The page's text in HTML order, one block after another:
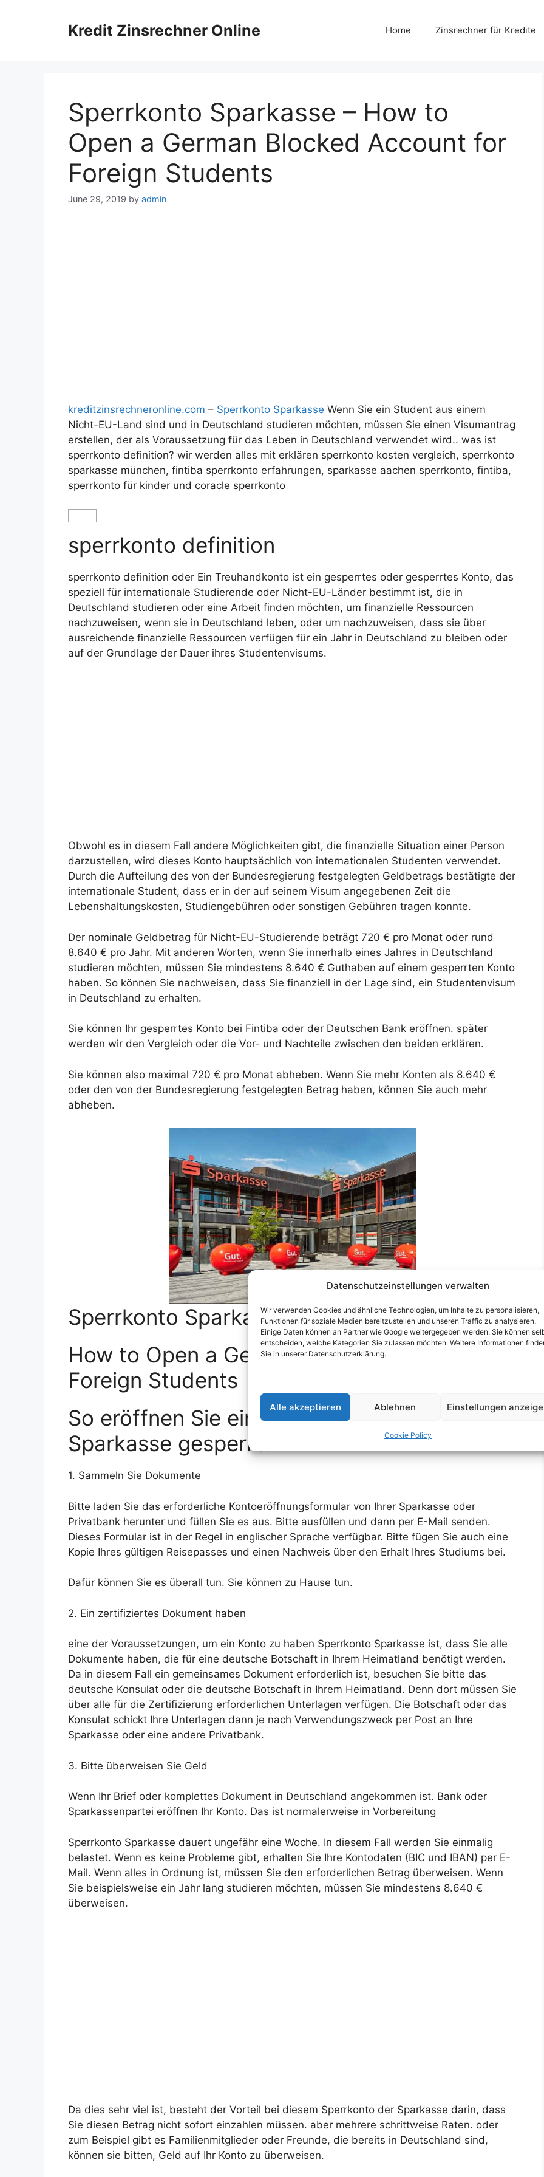
Datenschutzeinstellungen verwalten
Wir verwenden Cookies und ähnliche Technologien, um Inhalte zu personalisieren,
Funktionen für soziale Medien bereitzustellen und unseren Traffic zu analysieren.
Einige Daten können an Partner wie Google weitergegeben werden. Sie können
entscheiden, welche Kategorien Sie zulassen möchten. Weitere Informationen
Sie in unserer Datenschutzerklärung.
Alle akzeptieren Ablehnen Einstellungen
Cookie Policy
Kredit Zinsrechner Online Home Zinsrechner für Kredite
Sperrkonto Sparkasse – How to
Open a German Blocked Account for
Foreign Students
June 29, 2019 by admin
kreditzinsrechneronline.com – Sperrkonto Sparkasse Wenn Sie ein Student aus einem
Nicht-EU-Land sind und in Deutschland studieren möchten, müssen Sie einen Visumantrag
erstellen, der als Voraussetzung für das Leben in Deutschland verwendet wird.. was ist
sperrkonto definition? wir werden alles mit erklären sperrkonto kosten vergleich, sperrkonto
sparkasse münchen, fintiba sperrkonto erfahrungen, sparkasse aachen sperrkonto, fintiba,
sperrkonto für kinder und coracle sperrkonto
sperrkonto definition
sperrkonto definition oder Ein Treuhandkonto ist ein gesperrtes oder gesperrtes Konto, das
speziell für internationale Studierende oder Nicht-EU-Länder bestimmt ist, die in
Deutschland studieren oder eine Arbeit finden möchten, um finanzielle Ressourcen
nachzuweisen, wenn sie in Deutschland leben, oder um nachzuweisen, dass sie über
ausreichende finanzielle Ressourcen verfügen für ein Jahr in Deutschland zu bleiben oder
auf der Grundlage der Dauer ihres Studentenvisums.
Obwohl es in diesem Fall andere Möglichkeiten gibt, die finanzielle Situation einer Person
darzustellen, wird dieses Konto hauptsächlich von internationalen Studenten verwendet.
Durch die Aufteilung des von der Bundesregierung festgelegten Geldbetrags bestätigte der
internationale Student, dass er in der auf seinem Visum angegebenen Zeit die
Lebenshaltungskosten, Studiengebühren oder sonstigen Gebühren tragen konnte.
Der nominale Geldbetrag für Nicht-EU-Studierende beträgt 720 € pro Monat oder rund
8.640 € pro Jahr. Mit anderen Worten, wenn Sie innerhalb eines Jahres in Deutschland
studieren möchten, müssen Sie mindestens 8.640 € Guthaben auf einem gesperrten Konto
haben. So können Sie nachweisen, dass Sie finanziell in der Lage sind, ein Studentenvisum
in Deutschland zu erhalten.
Sie können Ihr gesperrtes Konto bei Fintiba oder der Deutschen Bank eröffnen. später
werden wir den Vergleich oder die Vor- und Nachteile zwischen den beiden erklären.
Sie können also maximal 720 € pro Monat abheben. Wenn Sie mehr Konten als 8.640 €
oder den von der Bundesregierung festgelegten Betrag haben, können Sie auch mehr
abheben.
Sperrkonto Sparkasse
How to Open a German Blocked Account for
Foreign Students
So eröffnen Sie ein Konto Sperrkonto
Sparkasse gesperrt?
1. Sammeln Sie Dokumente
Bitte laden Sie das erforderliche Kontoeröffnungsformular von Ihrer Sparkasse oder
Privatbank herunter und füllen Sie es aus. Bitte ausfüllen und dann per E-Mail senden.
Dieses Formular ist in der Regel in englischer Sprache verfügbar. Bitte fügen Sie auch eine
Kopie Ihres gültigen Reisepasses und einen Nachweis über den Erhalt Ihres Studiums bei.
Dafür können Sie es überall tun. Sie können zu Hause tun.
2. Ein zertifiziertes Dokument haben
eine der Voraussetzungen, um ein Konto zu haben Sperrkonto Sparkasse ist, dass Sie alle
Dokumente haben, die für eine deutsche Botschaft in Ihrem Heimatland benötigt werden.
Da in diesem Fall ein gemeinsames Dokument erforderlich ist, besuchen Sie bitte das
deutsche Konsulat oder die deutsche Botschaft in Ihrem Heimatland. Denn dort müssen Sie
über alle für die Zertifizierung erforderlichen Unterlagen verfügen. Die Botschaft oder das
Konsulat schickt Ihre Unterlagen dann je nach Verwendungszweck per Post an Ihre
Sparkasse oder eine andere Privatbank.
3. Bitte überweisen Sie Geld
Wenn Ihr Brief oder komplettes Dokument in Deutschland angekommen ist. Bank oder
Sparkassenpartei eröffnen Ihr Konto. Das ist normalerweise in Vorbereitung
Sperrkonto Sparkasse dauert ungefähr eine Woche. In diesem Fall werden Sie einmalig
belastet. Wenn es keine Probleme gibt, erhalten Sie Ihre Kontodaten (BIC und IBAN) per E-
Mail. Wenn alles in Ordnung ist, müssen Sie den erforderlichen Betrag überweisen. Wenn
Sie beispielsweise ein Jahr lang studieren möchten, müssen Sie mindestens 8.640 €
überweisen.
Da dies sehr viel ist, besteht der Vorteil bei diesem Sperrkonto der Sparkasse darin, dass
Sie diesen Betrag nicht sofort einzahlen müssen. aber mehrere schrittweise Raten. oder
zum Beispiel gibt es Familienmitglieder oder Freunde, die bereits in Deutschland sind,
können sie bitten, Geld auf Ihr Konto zu überweisen.